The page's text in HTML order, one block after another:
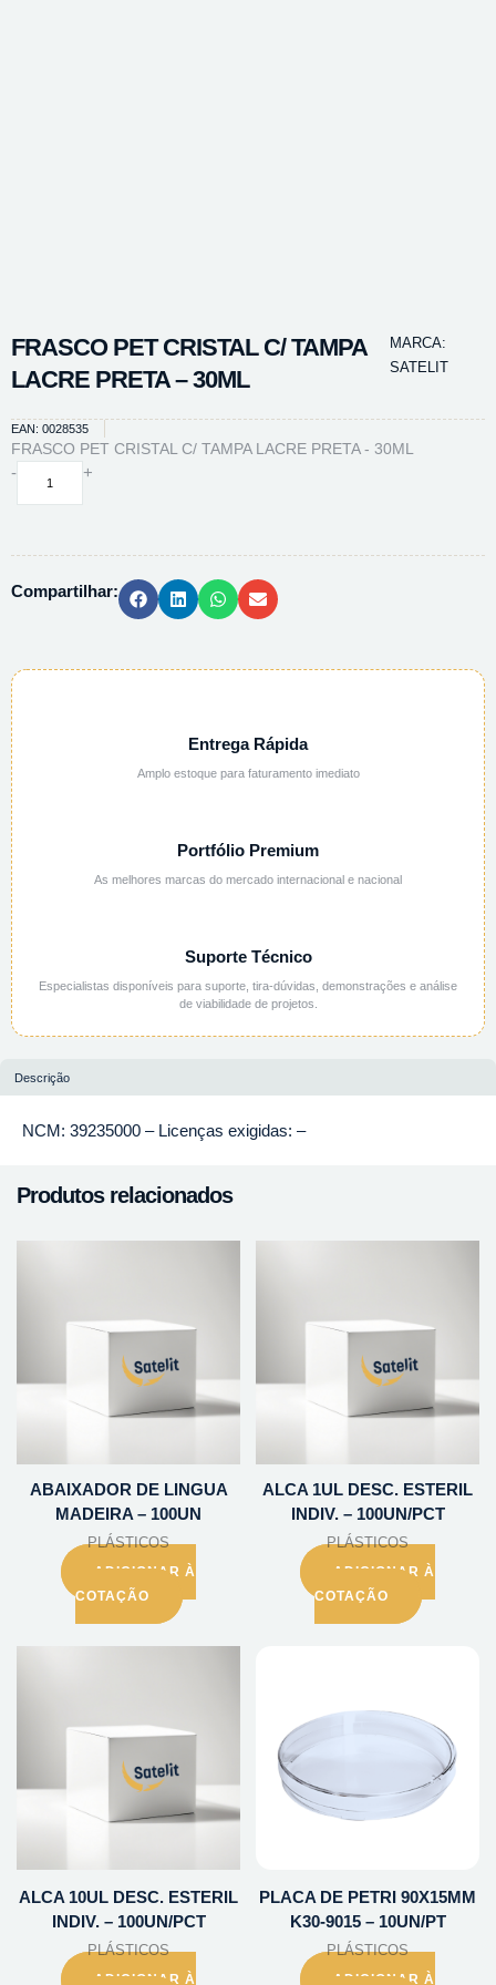
FRASCO PET CRISTAL C/ TAMPA
LACRE PRETA – 30ML
MARCA:
SATELIT
EAN: 0028535
FRASCO PET CRISTAL C/ TAMPA LACRE PRETA - 30ML
-
FRASCO
LACRE
30ML
quantidade
+
Compartilhar:
Entrega Rápida
Amplo estoque para faturamento imediato
Portfólio Premium
As melhores marcas do mercado internacional e nacional
Suporte Técnico
Especialistas disponíveis para suporte, tira-dúvidas, demonstrações e análise
de viabilidade de projetos.
Descrição
NCM: 39235000 – Licenças exigidas: –
Produtos relacionados
ABAIXADOR DE LINGUA
MADEIRA – 100UN
PLÁSTICOS
ADICIONAR À
COTAÇÃO
ALCA 1UL DESC. ESTERIL
INDIV. – 100UN/PCT
PLÁSTICOS
ADICIONAR À
COTAÇÃO
ALCA 10UL DESC. ESTERIL
INDIV. – 100UN/PCT
PLÁSTICOS
ADICIONAR À
PLACA DE PETRI 90X15MM
K30-9015 – 10UN/PT
PLÁSTICOS
ADICIONAR À